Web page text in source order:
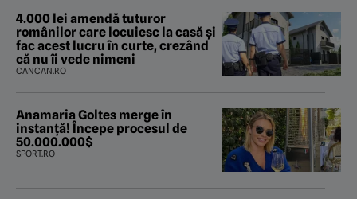
4.000 lei amendă tuturor
românilor care locuiesc la casă și
fac acest lucru în curte, crezând
că nu îi vede nimeni
CANCAN.RO
Anamaria Goltes merge în
instanță! Începe procesul de
50.000.000$
SPORT.RO